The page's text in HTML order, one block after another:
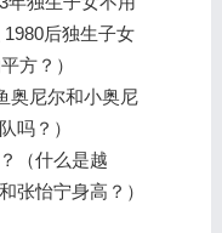
后独生子女
方？）
奥尼尔和小奥尼
吗？）
（什么是越
张怡宁身高？）